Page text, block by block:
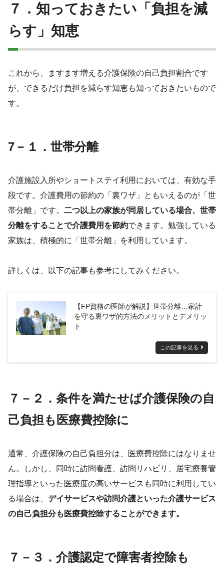
７．知っておきたい「負担を減
らす」知恵
これから、ますます増える介護保険の自己負担割合です
が、できるだけ負担を減らす知恵も知っておきたいもので
す。
7－１．世帯分離
介護施設入所やショートステイ利用においては、有効な手
段です。介護費用の節約の「裏ワザ」ともいえるのが「世
帯分離」です。 二つ以上の家族が同居している場合、世帯
分離をすることで介護費用を節約できます。勉強している
家族は、積極的に「世帯分離」を利用しています。
詳しくは、以下の記事も参考にしてみください。
【FP資格の医師が解説】世帯分離…家計
を守る裏ワザ的方法のメリットとデメリッ
ト
この記事を見る
７－２．条件を満たせば介護保険の自
己負担も医療費控除に
通常、介護保険の自己負担分は、医療費控除にはなりませ
ん。しかし、同時に訪問看護、訪問リハビリ、居宅療養管
理指導といった医療度の高いサービスも同時に利用してい
る場合は、 デイサービスや訪問介護といった介護サービス
の自己負担分も医療費控除することができます。
７－３．介護認定で障害者控除も